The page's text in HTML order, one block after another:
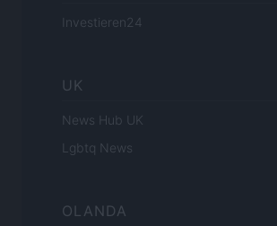
Investieren24
UK
News Hub UK
Lgbtq News
OLANDA